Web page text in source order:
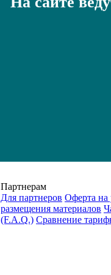
Партнерам
Для партнеров Оферта на
размещения материалов
(F.A.Q.) Cравнение